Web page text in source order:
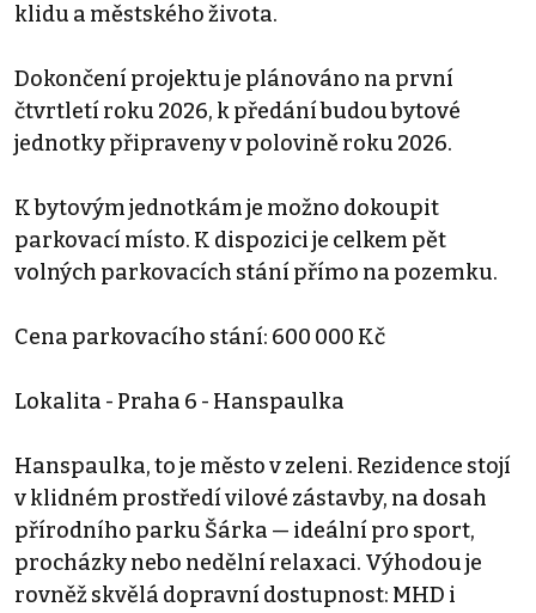
klidu a městského života.
Dokončení projektu je plánováno na první
čtvrtletí roku 2026, k předání budou bytové
jednotky připraveny v polovině roku 2026.
K bytovým jednotkám je možno dokoupit
parkovací místo. K dispozici je celkem pět
volných parkovacích stání přímo na pozemku.
Cena parkovacího stání: 600 000 Kč
Lokalita - Praha 6 - Hanspaulka
Hanspaulka, to je město v zeleni. Rezidence stojí
v klidném prostředí vilové zástavby, na dosah
přírodního parku Šárka — ideální pro sport,
procházky nebo nedělní relaxaci. Výhodou je
rovněž skvělá dopravní dostupnost: MHD i